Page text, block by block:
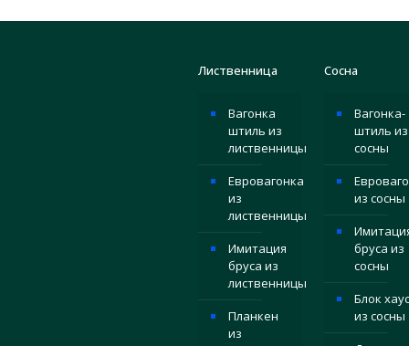
Лиственница
Вагонка
штиль из
лиственницы
Евровагонка
из
лиственницы
Имитация
бруса из
лиственницы
Планкен
из
Сосна
Вагонка-
штиль из
сосны
из сосны
бруса из
сосны
Блок хаус
из сосны